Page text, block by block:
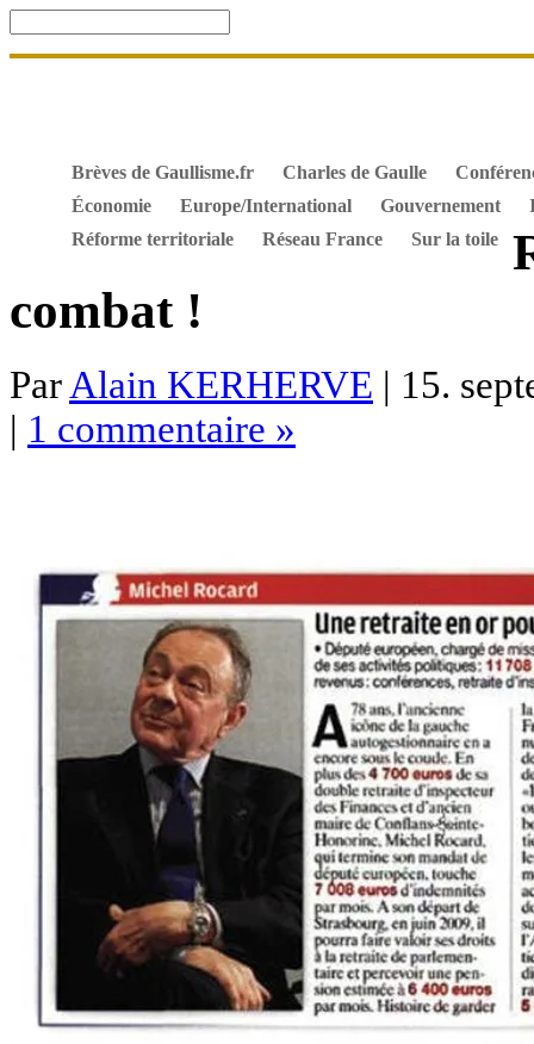
Brèves de Gaullisme.fr
Charles de Gaulle
Économie
Europe/International Gouvernement
Réforme territoriale
Réseau France Sur la toile
combat !
Par Alain KERHERVE | 15.
| 1 commentaire »